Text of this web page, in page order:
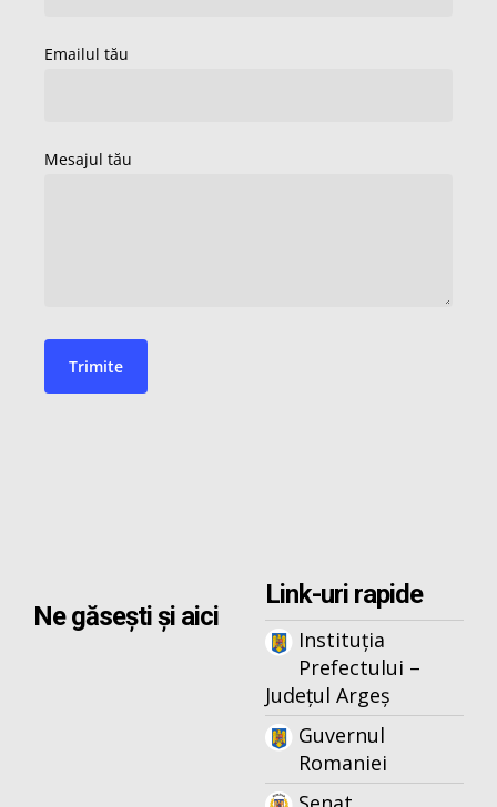
Ne găsești și aici
Link-uri rapide
Instituția
Prefectului –
Județul Argeș
Guvernul
Romaniei